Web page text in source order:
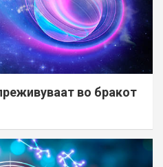
во бракот